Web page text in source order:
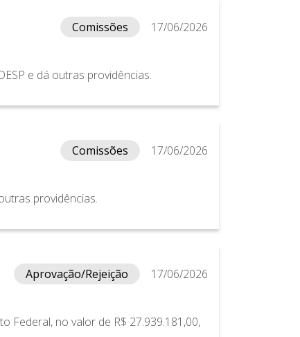
Comissões
17/06/2026
e dá outras providências.
Comissões
17/06/2026
providências.
Aprovação/Rejeição
17/06/2026
Federal, no valor de R$ 27.939.181,00,